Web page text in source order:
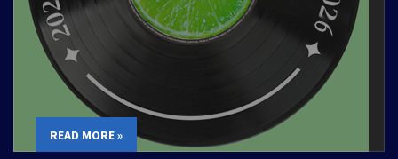
READ MORE »